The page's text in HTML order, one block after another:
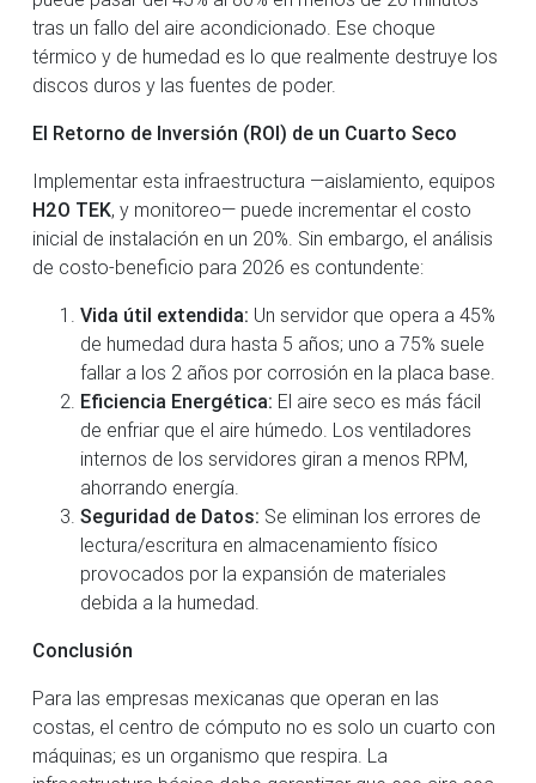
tras un fallo del aire acondicionado. Ese choque
térmico y de humedad es lo que realmente destruye los
discos duros y las fuentes de poder.
El Retorno de Inversión (ROI) de un Cuarto Seco
Implementar esta infraestructura —aislamiento, equipos
H2O TEK, y monitoreo— puede incrementar el costo
inicial de instalación en un 20%. Sin embargo, el análisis
de costo-beneficio para 2026 es contundente:
Vida útil extendida: Un servidor que opera a 45%
de humedad dura hasta 5 años; uno a 75% suele
fallar a los 2 años por corrosión en la placa base.
Eficiencia Energética: El aire seco es más fácil
de enfriar que el aire húmedo. Los ventiladores
internos de los servidores giran a menos RPM,
ahorrando energía.
Seguridad de Datos: Se eliminan los errores de
lectura/escritura en almacenamiento físico
provocados por la expansión de materiales
debida a la humedad.
Conclusión
Para las empresas mexicanas que operan en las
costas, el centro de cómputo no es solo un cuarto con
máquinas; es un organismo que respira. La